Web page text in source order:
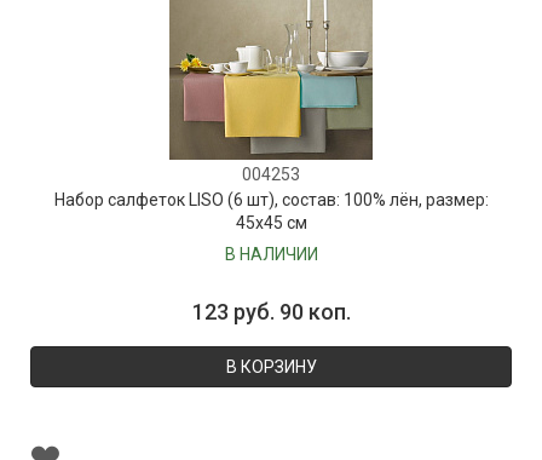
004253
Набор салфеток LISO (6 шт), состав: 100% лён, размер:
45х45 см
В НАЛИЧИИ
123 руб. 90 коп.
В КОРЗИНУ